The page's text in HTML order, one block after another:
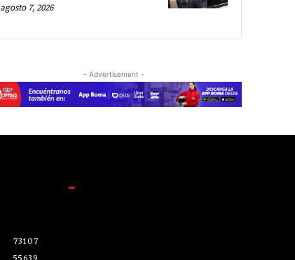
agosto 7, 2026
- Advertisement -
73107
-